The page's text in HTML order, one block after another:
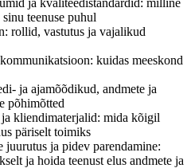
teenuse puhul
rollid, vastutus ja vajalikud
kuidas meeskond
ja ajamõõdikud, andmete ja
põhimõtted
kliendimaterjalid: mida kõigil
päriselt toimiks
ja pidev parendamine:
ja hoida teenust elus andmete ja